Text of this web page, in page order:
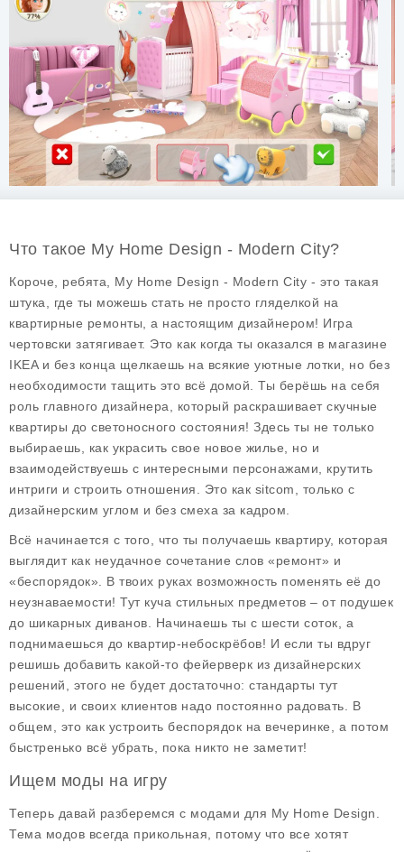
Что такое My Home Design - Modern City?
Короче, ребята, My Home Design - Modern City - это такая
штука, где ты можешь стать не просто гляделкой на
квартирные ремонты, а настоящим дизайнером! Игра
чертовски затягивает. Это как когда ты оказался в магазине
IKEA и без конца щелкаешь на всякие уютные лотки, но без
необходимости тащить это всё домой. Ты берёшь на себя
роль главного дизайнера, который раскрашивает скучные
квартиры до светоносного состояния! Здесь ты не только
выбираешь, как украсить свое новое жилье, но и
взаимодействуешь с интересными персонажами, крутить
интриги и строить отношения. Это как sitcom, только с
дизайнерским углом и без смеха за кадром.
Всё начинается с того, что ты получаешь квартиру, которая
выглядит как неудачное сочетание слов «ремонт» и
«беспорядок». В твоих руках возможность поменять её до
неузнаваемости! Тут куча стильных предметов – от подушек
до шикарных диванов. Начинаешь ты с шести соток, а
поднимаешься до квартир-небоскрёбов! И если ты вдруг
решишь добавить какой-то фейерверк из дизайнерских
решений, этого не будет достаточно: стандарты тут
высокие, и своих клиентов надо постоянно радовать. В
общем, это как устроить беспорядок на вечеринке, а потом
быстренько всё убрать, пока никто не заметит!
Ищем моды на игру
Теперь давай разберемся с модами для My Home Design
Тема модов всегда прикольная, потому что все хотят